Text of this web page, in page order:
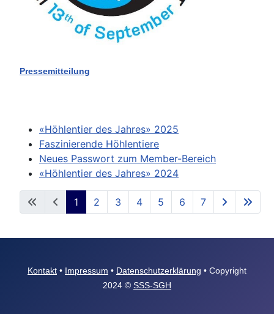
Pressemitteilung
«Höhlentier des Jahres» 2025
Faszinierende Höhlentiere
Neues Passwort zum Member-Bereich
«Höhlentier des Jahres» 2024
Seite 1 von 7
1 2 3 4 5 6 7
Kontakt • Impressum • Datenschutzerklärung • Copyright
2024 © SSS-SGH